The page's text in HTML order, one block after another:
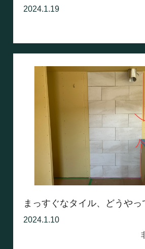
2024.1.19
まっすぐなタイル、どうやっ
2024.1.10